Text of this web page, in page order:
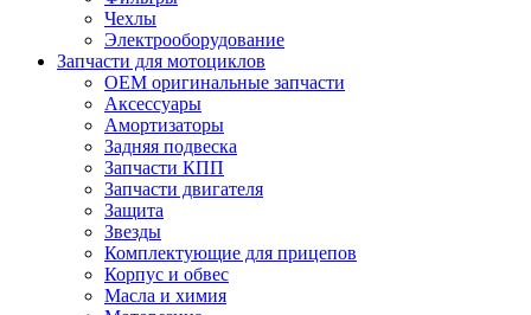
Чехлы
Электрооборудование
Запчасти для мотоциклов
OEM оригинальные запчасти
Аксессуары
Амортизаторы
Задняя подвеска
Запчасти КПП
Запчасти двигателя
Защита
Звезды
Комплектующие для прицепов
Корпус и обвес
Масла и химия